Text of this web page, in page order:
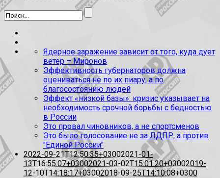
Ядерное заражение зависит от того, куда дует
ветер – Миронов
Эффективность губернаторов должна
оцениваться не по их пиару, а по
благосостоянию людей
Эффект «низкой базы»: кризис указывает на
необходимость срочной борьбы с бедностью
в России
Это провал чиновников, а не спортсменов
Это было голосование не за ЛДПР, а против
"Единой России"
2022-09-21T12:50:35+03002021-01-
13T16:55:07+03002021-03-02T15:01:20+03002019-
12-10T14:18:17+03002018-09-25T14:10:08+0300